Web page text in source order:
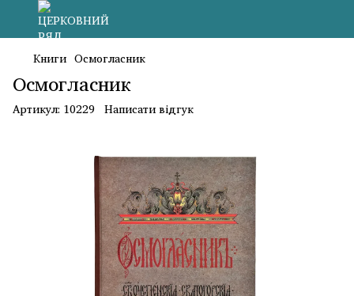
Книги Осмогласник
Осмогласник
Артикул: 10229 Написати відгук